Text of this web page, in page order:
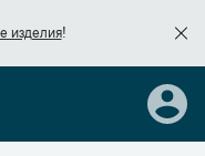
изделия!